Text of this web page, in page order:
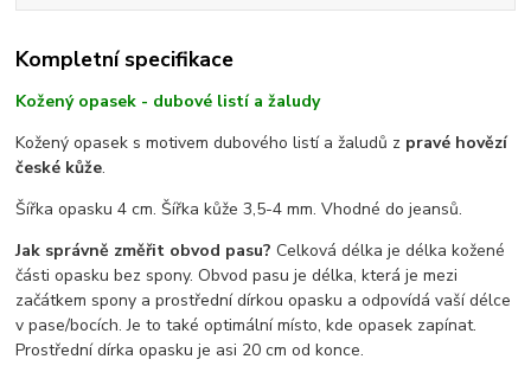
Kompletní specifikace
Kožený opasek - dubové listí a žaludy
Kožený opasek s motivem dubového listí a žaludů z pravé hovězí
české kůže.
Šířka opasku 4 cm. Šířka kůže 3,5-4 mm. Vhodné do jeansů.
Jak správně změřit obvod pasu?Celková délka je délka kožené
části opasku bez spony. Obvod pasu je délka, která je mezi
začátkem spony a prostřední dírkou opasku a odpovídá vaší délce
v pase/bocích. Je to také optimální místo, kde opasek zapínat.
Prostřední dírka opasku je asi 20 cm od konce.